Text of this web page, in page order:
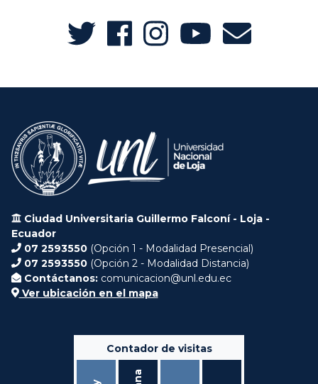
Ciudad Universitaria Guillermo Falconí - Loja -
Ecuador
07 2593550 (Opción 1 - Modalidad Presencial)
07 2593550 (Opción 2 - Modalidad Distancia)
Contáctanos: comunicacion@unl.edu.ec
Ver ubicación en el mapa
Contador de visitas